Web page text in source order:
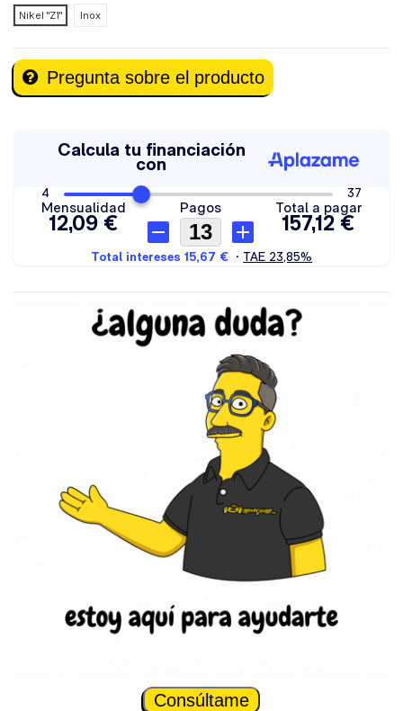
Nikel "Z1"
Inox
Pregunta sobre el producto
Consúltame